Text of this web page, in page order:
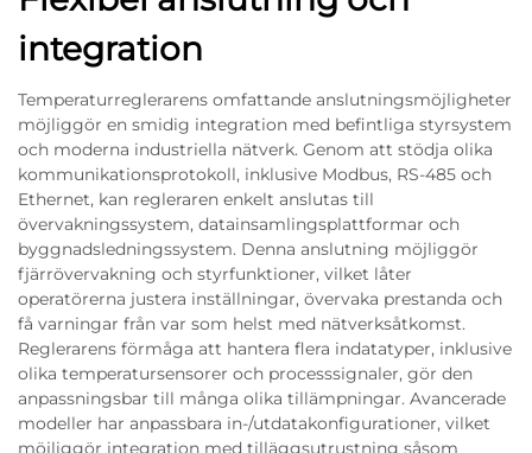
integration
Temperaturreglerarens omfattande anslutningsmöjligheter
möjliggör en smidig integration med befintliga styrsystem
och moderna industriella nätverk. Genom att stödja olika
kommunikationsprotokoll, inklusive Modbus, RS-485 och
Ethernet, kan regleraren enkelt anslutas till
övervakningssystem, datainsamlingsplattformar och
byggnadsledningssystem. Denna anslutning möjliggör
fjärrövervakning och styrfunktioner, vilket låter
operatörerna justera inställningar, övervaka prestanda och
få varningar från var som helst med nätverksåtkomst.
Reglerarens förmåga att hantera flera indatatyper, inklusive
olika temperatursensorer och processsignaler, gör den
anpassningsbar till många olika tillämpningar. Avancerade
modeller har anpassbara in-/utdatakonfigurationer, vilket
möjliggör integration med tilläggsutrustning såsom